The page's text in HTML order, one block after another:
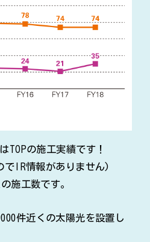
TOPの施工実績です！
でIR情報がありません)
施工数です。
件近くの太陽光を設置し